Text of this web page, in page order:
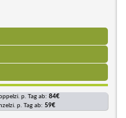
p. Tag ab: 84€
p. Tag ab: 59€